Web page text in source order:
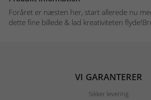
Foråret er næsten her, start allerede nu
dette fine billede & lad kreativiteten
VI GARANTERER
Sikker levering